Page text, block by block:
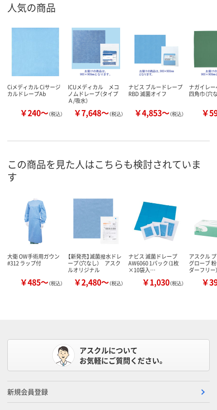
人気の商品
Ciメディカル Ciサージ
カルドレープAb
￥240～（税込）
ICUメディカル メコ
ノムドレープ（タイプ
Ａ/吸水）
￥7,648～（税込）
ナビス ブルードレープ
RBD 滅菌オイフ
￥4,853～（税込）
ナガイレ
四角巾（穴
￥
この商品を見た人はこちらも検討されていま
す
大衛 OW手術用ガウン
#312 ラップ付
￥485～（税込）
【新発売】滅菌撥水ドレ
ープ（穴なし） アスク
ルオリジナル
￥2,480～（税込）
ナビス 滅菌ドレープ
AW6060 1パック（1枚
×10袋入…
￥1,030（税込）
アスクル
グローブ
ダーフリー
￥
アスクルについて
お気軽にご質問ください。
新規会員登録